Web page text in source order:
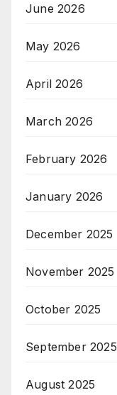
June 2026
May 2026
April 2026
March 2026
February 2026
January 2026
December 2025
November 2025
October 2025
September 2025
August 2025